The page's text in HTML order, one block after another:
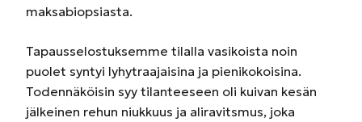
maksabiopsiasta.
Tapausselostuksemme tilalla vasikoista noin
puolet syntyi lyhytraajaisina ja pienikokoisina.
Todennäköisin syy tilanteeseen oli kuivan kesän
jälkeinen rehun niukkuus ja aliravitsmus, joka